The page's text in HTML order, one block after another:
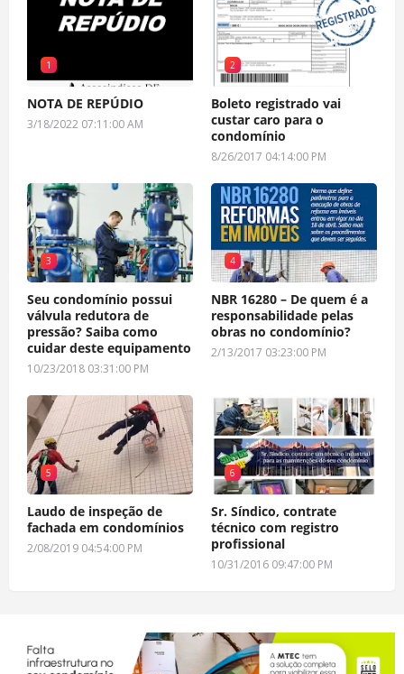
1
NOTA DE REPÚDIO
3/18/2022 07:11:00 AM
2
Boleto registrado vai
custar caro para o
condomínio
8/26/2017 04:14:00 PM
3
Seu condomínio possui
válvula redutora de
pressão? Saiba como
cuidar deste equipamento
10/23/2018 03:31:00 PM
4
NBR 16280 – De quem é a
responsabilidade pelas
obras no condomínio?
2/13/2017 03:23:00 PM
5
Laudo de inspeção de
fachada em condomínios
2/08/2019 04:54:00 PM
6
Sr. Síndico, contrate
técnico com registro
profissional
10/31/2016 09:47:00 PM